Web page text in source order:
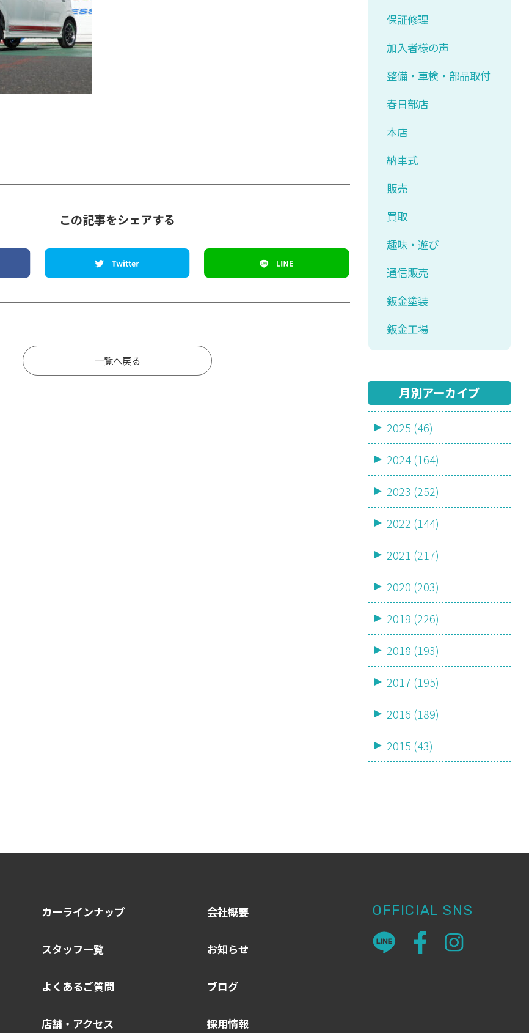
この記事をシェアする
一覧へ戻る
保証修理
加入者様の声
整備・車検・部品取付
春日部店
本店
納車式
販売
買取
趣味・遊び
通信販売
鈑金塗装
鈑金工場
月別アーカイブ
2025 (46)
2024 (164)
2023 (252)
2022 (144)
2021 (217)
2020 (203)
2019 (226)
2018 (193)
2017 (195)
2016 (189)
2015 (43)
カーラインナップ
スタッフ一覧
よくあるご質問
店舗・アクセス
会社概要
お知らせ
ブログ
採用情報
OFFICIAL SNS